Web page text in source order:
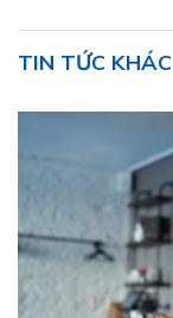
TIN TỨC KHÁC